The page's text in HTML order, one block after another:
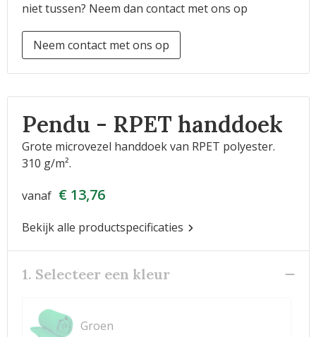
niet tussen? Neem dan contact met ons op
Neem contact met ons op
Pendu - RPET handdoek
Grote microvezel handdoek van RPET polyester.
310 g/m².
vanaf € 13,76
Bekijk alle productspecificaties
1. Selecteer een kleur
Groen